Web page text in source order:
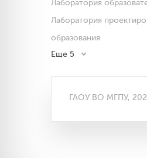
Лаборатория
Лаборатория
образования
Еще 5
ГАОУ ВО МГПУ,